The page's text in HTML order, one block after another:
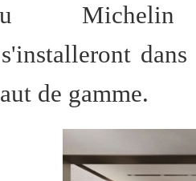
Michelin
de gamme.